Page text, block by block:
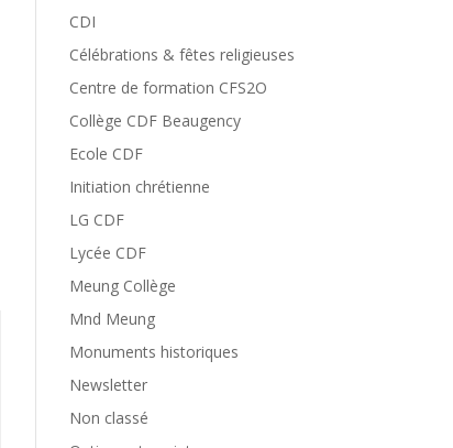
CDI
Célébrations & fêtes religieuses
Centre de formation CFS2O
Collège CDF Beaugency
Ecole CDF
Initiation chrétienne
LG CDF
Lycée CDF
Meung Collège
Mnd Meung
Monuments historiques
Newsletter
Non classé